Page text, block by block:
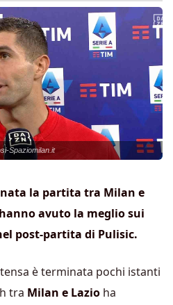
Spaziomilan.it
la partita tra Milan e
avuto la meglio sui
post-partita di Pulisic.
è terminata pochi istanti
tra Milan e Lazio ha